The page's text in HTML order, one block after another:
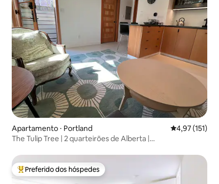
Apartamento ⋅ Portland 4,97 de uma
4,97 (151)
The Tulip Tree | 2 quarteirões de Alberta |
Entre os melhores preferidos dos hóspedes
Preferido dos hóspedes